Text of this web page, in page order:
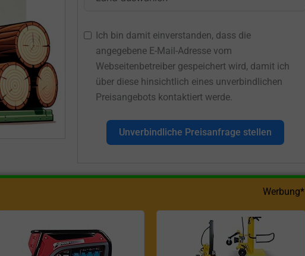
Ich bin damit einverstanden, dass die
angegebene E-Mail-Adresse vom
Webseitenbetreiber gespeichert wird, damit ich
über diese hinsichtlich eines unverbindlichen
Preisangebots kontaktiert werde.
Unverbindliche Preisanfrage stellen
Werbung*